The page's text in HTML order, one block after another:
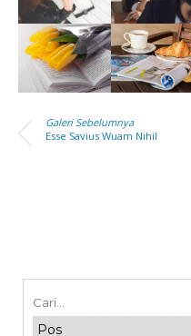
Galeri Sebelumnya
Esse Savius Wuam Nihil